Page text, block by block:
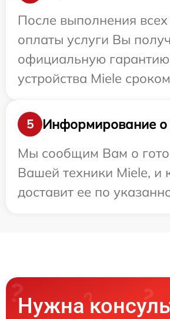
После выполнения
оплаты услуги Вы
официальную
устройства Miele
5
Информирование о
Мы сообщим Вам о
Вашей техники Miele, и
доставит ее по
Нужна